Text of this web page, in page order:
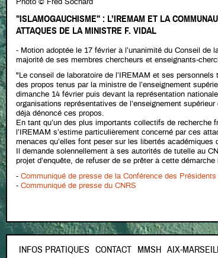
Photo © Fred Sochard
"ISLAMOGAUCHISME" : L’IREMAM ET LA
ATTAQUES DE LA MINISTRE F. VIDAL
- Motion adoptée le 17 février à l’unanimité du Conseil de
majorité de ses membres chercheurs et enseignants-
"Le conseil de laboratoire de l’IREMAM et ses
des propos tenus par la ministre de l’enseignement
dimanche 14 février puis devant la représentation
organisations représentatives de l’enseignement
déjà dénoncé ces propos.
En tant qu’un des plus importants collectifs de recherche
l’IREMAM s’estime particulièrement concerné par ces
menaces qu’elles font peser sur les libertés
Il demande solennellement à ses autorités de tutelle au
projet d’enquête, de refuser de se prêter à cette
- Communiqué de presse de la Conférence des Présidents
- Communiqué de presse du CNRS
FOOTER
INFOS PRATIQUES CONTACT MMSH AIX-